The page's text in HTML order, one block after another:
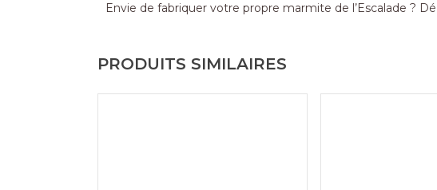
Envie de fabriquer votre propre marmite de l’Escalade ?
PRODUITS SIMILAIRES